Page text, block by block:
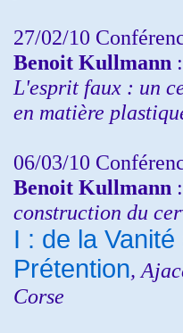
27/02/10
Benoit Kullmann :
L'esprit faux : un
en matière
06/03/10
Benoit Kullmann :
construction du
I : de la Vanité
Prétention,
Corse